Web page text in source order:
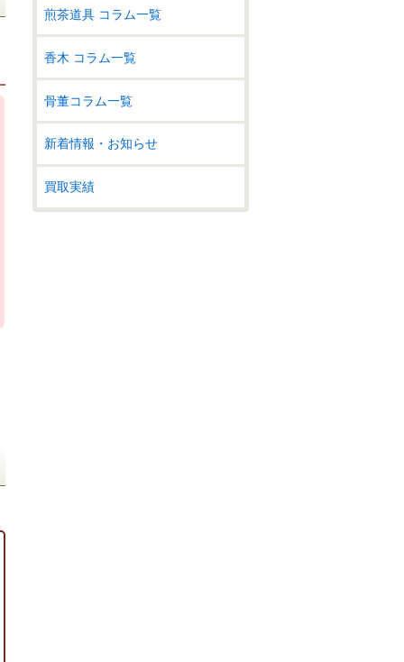
煎茶道具 コラム一覧
香木 コラム一覧
骨董コラム一覧
新着情報・お知らせ
買取実績